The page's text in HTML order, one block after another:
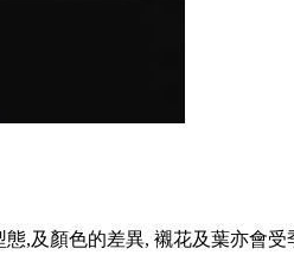
,及顏色的差異, 襯花及葉亦會